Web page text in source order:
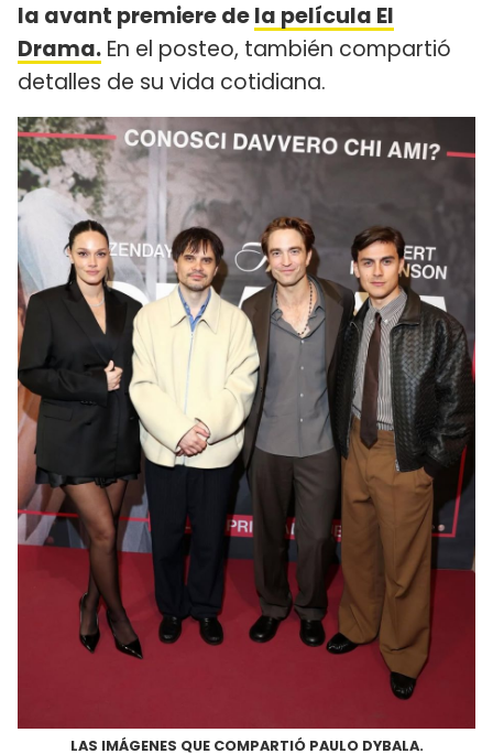
la avant premiere dela película El
Drama. En el posteo, también compartió
detalles de su vida cotidiana.
LAS IMÁGENES QUE COMPARTIÓ PAULO DYBALA.